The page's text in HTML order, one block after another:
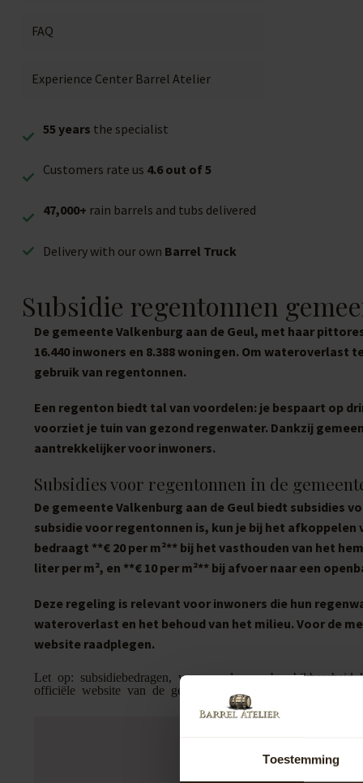
Toestemming
FAQ
Experience Center Barrel Atelier
55 years the specialist
Customers rate us 4.6 out of 5
47,000+ rain barrels and tubs delivered
Delivery with our own Barrel Truck
Subsidie regentonnen
De gemeente Valkenburg aan de Geul, met haar
16.440 inwoners en 8.388 woningen. Om
gebruik van regentonnen.
Een regenton biedt tal van voordelen: je bespaart op
voorziet je tuin van gezond regenwater. Dankzij
aantrekkelijker voor inwoners.
Subsidies voor regentonnen in de
De gemeente Valkenburg aan de Geul biedt subsidies
subsidie voor regentonnen is, kun je bij het afkoppelen
bedraagt **€ 20 per m²** bij het vasthouden van het
liter per m², en **€ 10 per m²** bij afvoer naar een
Deze regeling is relevant voor inwoners die hun
wateroverlast en het behoud van het milieu. Voor de
website raadplegen.
Let op: subsidiebedragen, voorwaarden en
officiële website van de gemeente Valkenburg aan de Geul.